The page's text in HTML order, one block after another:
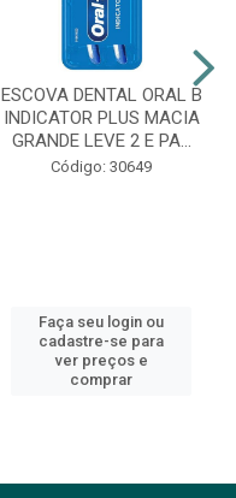
ESCOVA DENTAL ORAL B
INDICATOR PLUS MACIA
GRANDE LEVE 2 E PA...
Código: 30649
Faça seu login ou
cadastre-se para
ver preços e
comprar